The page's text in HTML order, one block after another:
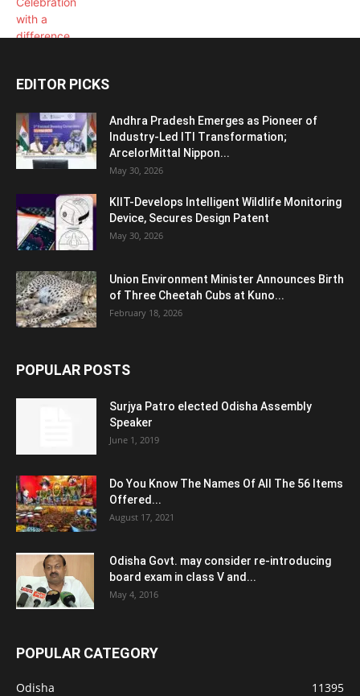
EDITOR PICKS
Andhra Pradesh Emerges as Pioneer of
Industry-Led ITI Transformation;
ArcelorMittal Nippon...
May 30, 2026
KIIT-Develops Intelligent Wildlife Monitoring
Device, Secures Design Patent
May 30, 2026
Union Environment Minister Announces Birth
of Three Cheetah Cubs at Kuno...
February 18, 2026
POPULAR POSTS
Surjya Patro elected Odisha Assembly
Speaker
June 1, 2019
Do You Know The Names Of All The 56 Items
Offered...
August 17, 2021
Odisha Govt. may consider re-introducing
board exam in class V and...
May 4, 2016
POPULAR CATEGORY
Odisha
11395